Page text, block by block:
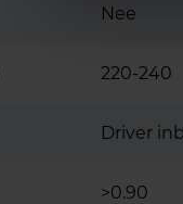
Nee
220-240
Driver
>0.90